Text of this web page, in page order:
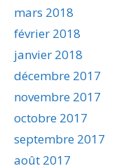
mars 2018
février 2018
janvier 2018
décembre 2017
novembre 2017
octobre 2017
septembre 2017
août 2017